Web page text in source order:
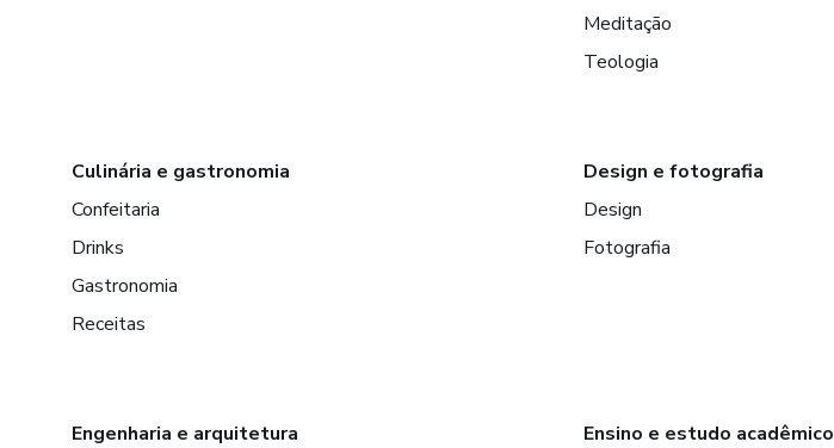
Meditação
Teologia
Culinária e gastronomia
Confeitaria
Drinks
Gastronomia
Receitas
Design e fotografia
Design
Fotografia
Engenharia e arquitetura
Ensino e estudo acadêmico